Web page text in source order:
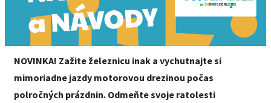
NOVINKA! Zažite železnicu inak a vychutnajte si
mimoriadne jazdy motorovou drezinou počas
polročných prázdnin. Odmeňte svoje ratolesti